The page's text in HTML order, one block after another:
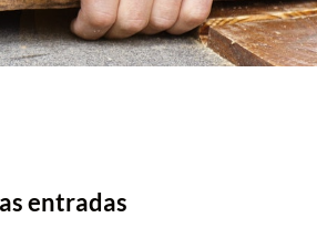
entradas